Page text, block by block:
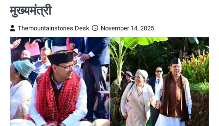
मुख्यमंत्री
Themountainstories Desk November 14, 2025